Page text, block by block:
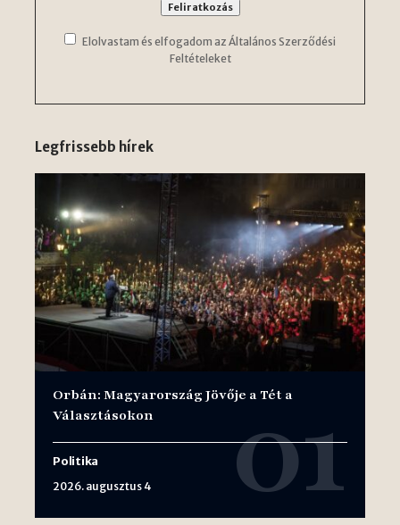
Elolvastam és elfogadom az Általános Szerződési
Feltételeket
Legfrissebb hírek
Orbán: Magyarország Jövője a Tét a
Választásokon
Politika
2026. augusztus 4